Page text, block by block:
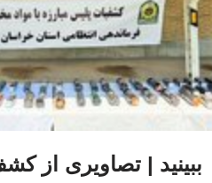
ببینید | تصاویری از